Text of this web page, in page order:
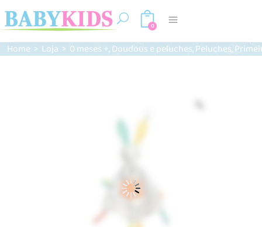
0
Home > Loja > 0 meses +,Doudous e peluches,Peluches,